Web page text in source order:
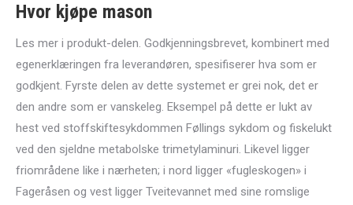
Hvor kjøpe mason
Les mer i produkt-delen. Godkjenningsbrevet, kombinert med
egenerklæringen fra leverandøren, spesifiserer hva som er
godkjent. Fyrste delen av dette systemet er grei nok, det er
den andre som er vanskeleg. Eksempel på dette er lukt av
hest ved stoffskiftesykdommen Føllings sykdom og fiskelukt
ved den sjeldne metabolske trimetylaminuri. Likevel ligger
friområdene like i nærheten; i nord ligger «fugleskogen» i
Fageråsen og vest ligger Tveitevannet med sine romslige